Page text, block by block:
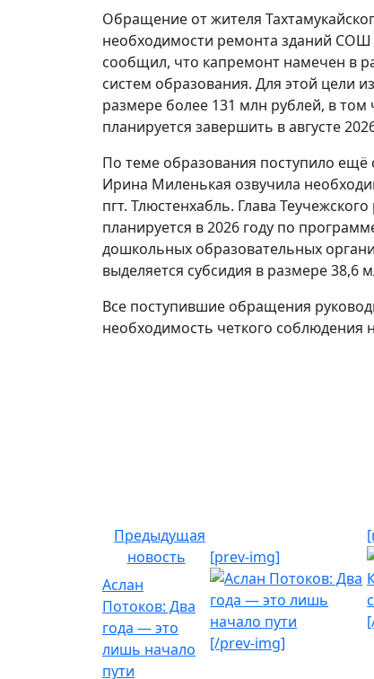
Обращение от жителя
необходимости ремонта зданий СОШ
сообщил, что капремонт намечен в
систем образования. Для этой цели
размере более 131 млн рублей, в
планируется завершить в августе
По теме образования поступило
Ирина Миленькая озвучила
пгт. Тлюстенхабль. Глава
планируется в 2026 году по
дошкольных образовательных
выделяется субсидия в размере
Все поступившие обращения
необходимость четкого соблюдения
Предыдущая
новость
Аслан
Потоков: Два
года — это
лишь начало
пути
[prev-img]
[/prev-img]